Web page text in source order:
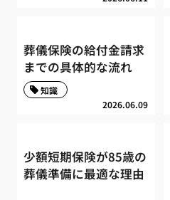
葬儀保険の給付金請求
までの具体的な流れ
2026.06.09
知識
少額短期保険が85歳の
葬儀準備に最適な理由